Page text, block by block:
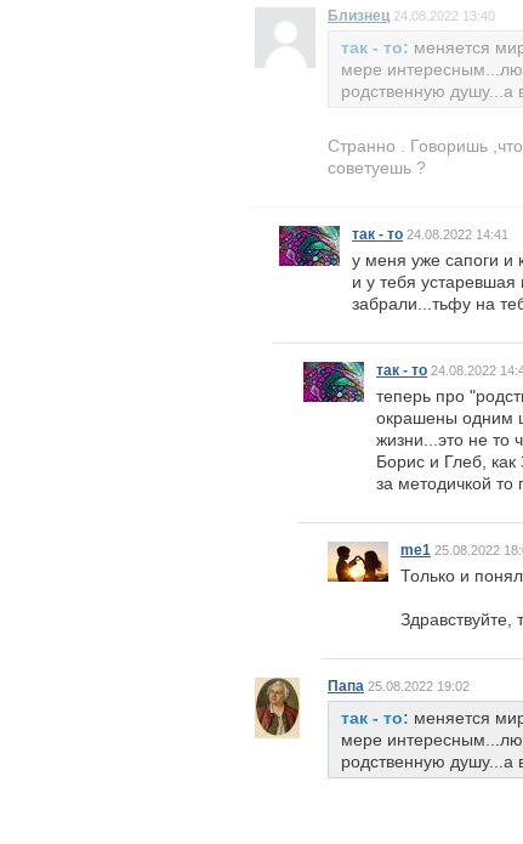
Близнец24.08.2022 13:40
так - то: меняется
мере
родственную душу...а
Странно . Говоришь
советуешь ?
так - то 24.08.2022 14:41
у меня уже сапоги и
и у тебя устаревшая
забрали...тьфу на
так - то 24.08.2022
теперь про
окрашены одним
жизни...это не то
Борис и Глеб,
за методичкой
me1 25.08.2022
Только и
Здравствуйте,
Папа 25.08.2022 19:02
так - то: меняется
мере
родственную душу...а